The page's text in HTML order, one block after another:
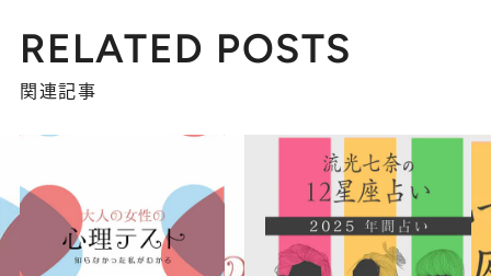
RELATED POSTS
関連記事